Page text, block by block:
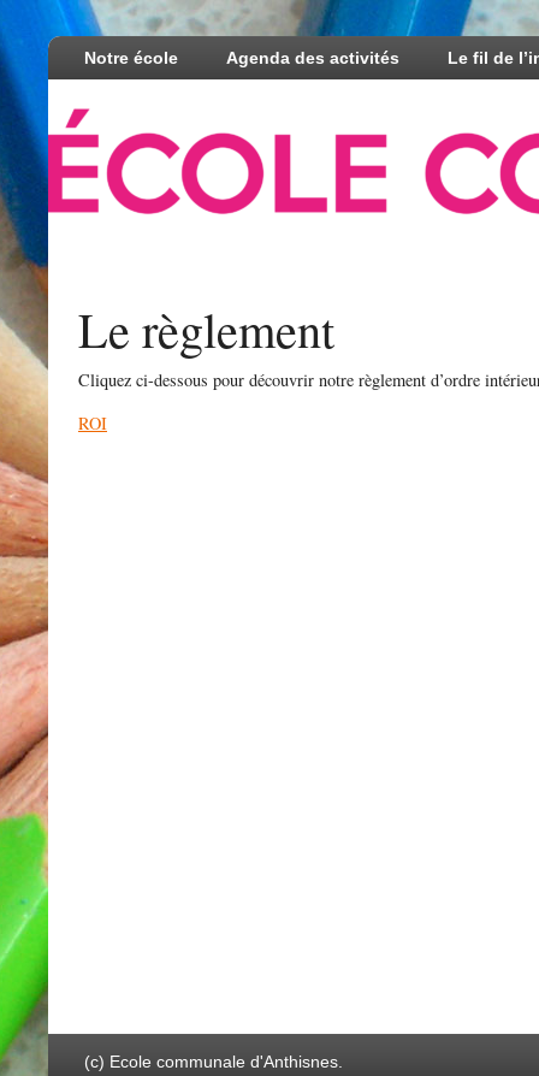
Notre école Agenda des activités Le fil de
Le règlement
Cliquez ci-dessous pour découvrir notre règlement d’ordre
ROI
(c) Ecole communale d'Anthisnes.